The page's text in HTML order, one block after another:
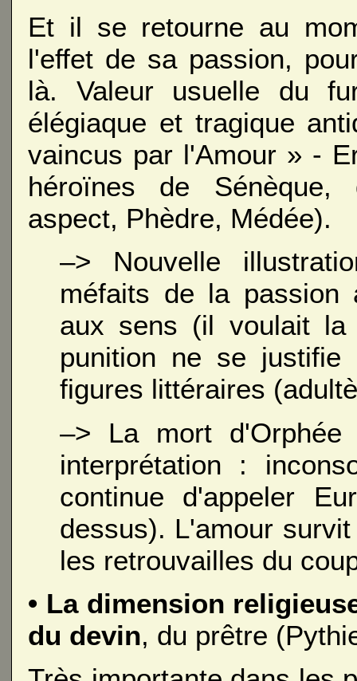
Et il se retourne au
l'effet de sa passion,
là. Valeur usuelle du
élégiaque et tragique
vaincus par l'Amour » -
héroïnes de Sénèque,
aspect, Phèdre, Médée).
–> Nouvelle
méfaits de la passion
aux sens (il voulait
punition ne se
figures littéraires
–> La mort d'Orphée
interprétation :
continue d'appeler
dessus). L'amour
les retrouvailles du
• La dimension
du devin, du prêtre